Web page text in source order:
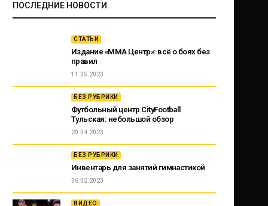
ПОСЛЕДНИЕ НОВОСТИ
СТАТЬИ
Издание «ММА Центр»: всё о боях без
правил
11.05.2023
БЕЗ РУБРИКИ
Футбольный центр CityFootball
Тульская: небольшой обзор
20.04.2023
БЕЗ РУБРИКИ
Инвентарь для занятий гимнастикой
06.02.2023
ВИДЕО